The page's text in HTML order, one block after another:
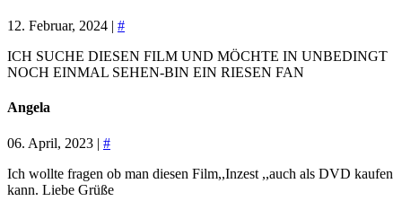
12. Februar, 2024 | #
ICH SUCHE DIESEN FILM UND MÖCHTE IN UNBEDINGT
NOCH EINMAL SEHEN-BIN EIN RIESEN FAN
Angela
06. April, 2023 | #
Ich wollte fragen ob man diesen Film,,Inzest ,,auch als DVD kaufen
kann. Liebe Grüße